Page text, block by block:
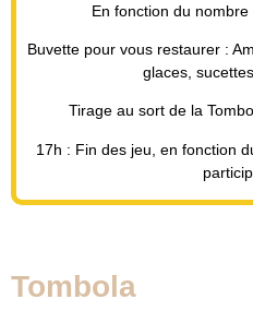
En fonction du
Buvette pour vous restaurer :
glaces,
Tirage au sort de la
17h : Fin des jeu, en fonction
Tombola